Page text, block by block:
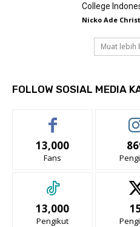
College
Nicko Ade
Muat lebih
FOLLOW SOSIAL MEDIA
13,000
Fans
13,000
Pengikut